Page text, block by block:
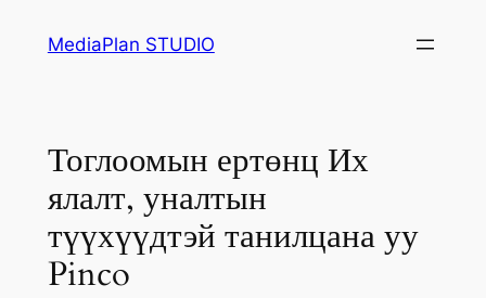
MediaPlan STUDIO
Тоглоомын ертөнц Их
ялалт, уналтын
түүхүүдтэй танилцана уу
Pinco